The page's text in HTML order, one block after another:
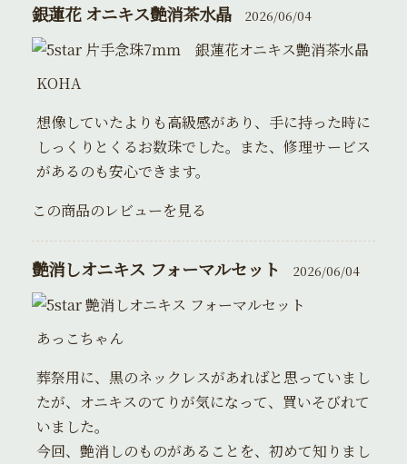
銀蓮花 オニキス艶消茶水晶 2026/06/04
片手念珠7ｍｍ 銀蓮花オニキス艶消茶水晶
KOHA
想像していたよりも高級感があり、手に持った時に
しっくりとくるお数珠でした。また、修理サービス
があるのも安心できます。
この商品のレビューを見る
艶消しオニキス フォーマルセット 2026/06/04
艶消しオニキス フォーマルセット
あっこちゃん
葬祭用に、黒のネックレスがあればと思っていまし
たが、オニキスのてりが気になって、買いそびれて
いました。
今回、艶消しのものがあることを、初めて知りまし